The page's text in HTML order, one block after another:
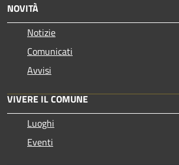
NOVITÀ
Notizie
Comunicati
Avvisi
VIVERE IL COMUNE
Luoghi
Eventi